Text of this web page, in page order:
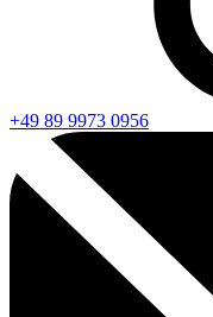
+49 89 9973 0956